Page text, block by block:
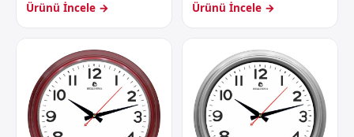
Ürünü İncele → Ürünü İncele →